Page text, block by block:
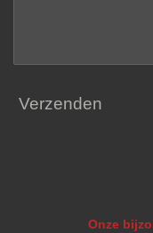
Verzenden
Onze